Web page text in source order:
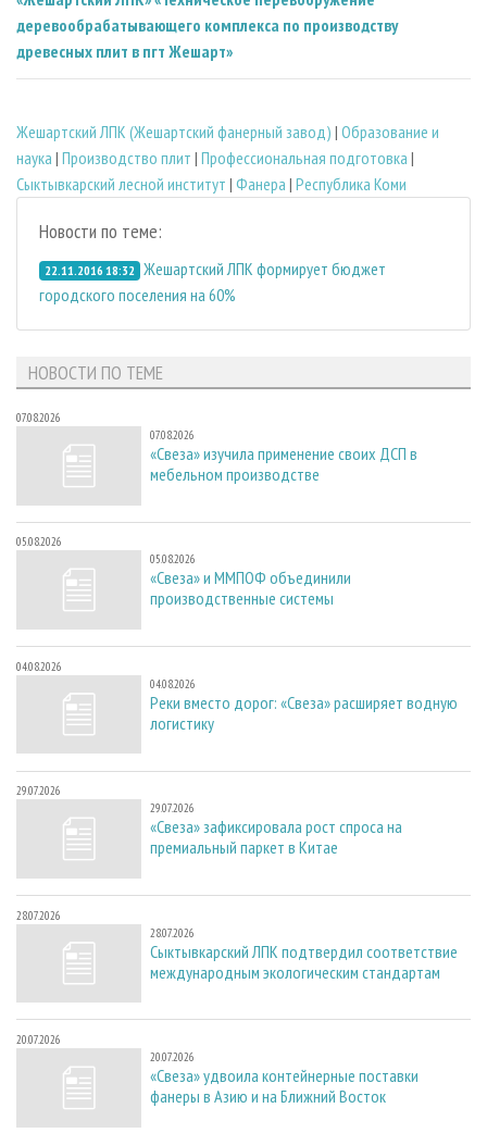
деревообрабатывающего комплекса по производству
древесных плит в пгт Жешарт»
Жешартский ЛПК (Жешартский фанерный завод) | Образование и
наука | Производство плит | Профессиональная подготовка |
Сыктывкарский лесной институт | Фанера | Республика Коми
Новости по теме:
22.11.2016 18:32 Жешартский ЛПК формирует бюджет
городского поселения на 60%
НОВОСТИ ПО ТЕМЕ
07.08.2026
07.08.2026
«Свеза» изучила применение своих ДСП в
мебельном производстве
05.08.2026
05.08.2026
«Свеза» и ММПОФ объединили
производственные системы
04.08.2026
04.08.2026
Реки вместо дорог: «Свеза» расширяет водную
логистику
29.07.2026
29.07.2026
«Свеза» зафиксировала рост спроса на
премиальный паркет в Китае
28.07.2026
28.07.2026
Сыктывкарский ЛПК подтвердил соответствие
международным экологическим стандартам
20.07.2026
20.07.2026
«Свеза» удвоила контейнерные поставки
фанеры в Азию и на Ближний Восток